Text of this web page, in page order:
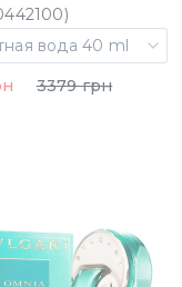
вода 40 ml
3379 грн